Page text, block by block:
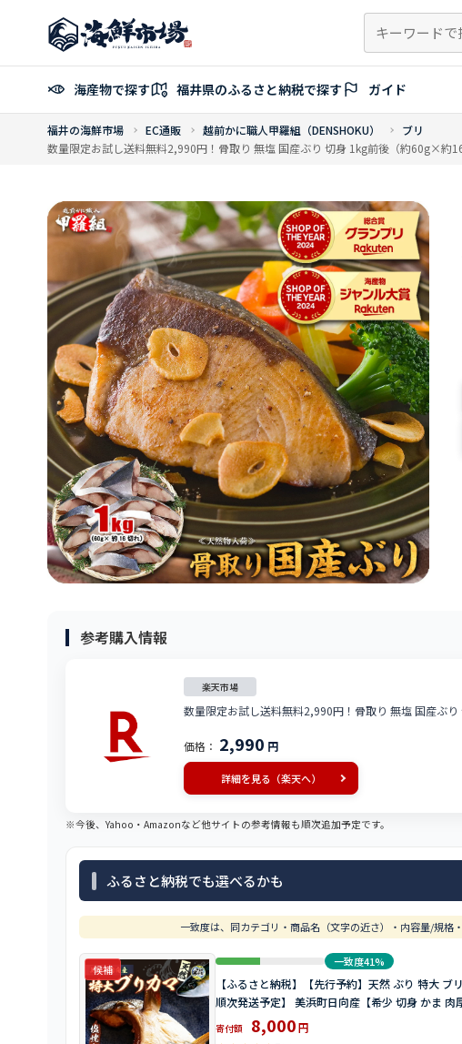
ン
へ
海産物で探す 福井県のふるさと納税で探す ガイド
福井の海鮮市場 EC通販 越前かに職人甲羅組（DENSHOKU）
ブリ
数量限定お試し送料無料2,990円！骨取り 無塩 国産ぶり 切身 1kg前後（約60g×約
参考購入情報
楽天市場
数量限定お試し送料無料2,990円！骨取り 無塩 国産ぶ
価格： 2,990 円
詳細を見る（楽天へ）
※今後、Yahoo・Amazonなど他サイトの参考情報も順次追加予定です。
ふるさと納税でも選べるかも
一致度は、同カテゴリ・商品名（文字の近さ）・内容量/規格
候補
一致度41%
【ふるさと納税】【先行予約】天然 ぶり 特大
順次発送予定】 美浜町日向産【希少 切身 かま 肉
寄付額 8,000円